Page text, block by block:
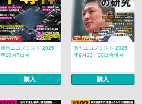
週刊エコノミスト 2025
年10月7日号
購入
週刊エコノミスト 2025
年9月23・30日合併号
購入